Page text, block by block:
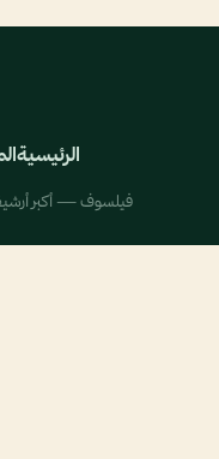
الرئيسية
فيلسوف — أكبر